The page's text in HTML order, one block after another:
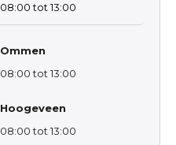
08:00 tot 13:00
Ommen
08:00 tot 13:00
Hoogeveen
08:00 tot 13:00